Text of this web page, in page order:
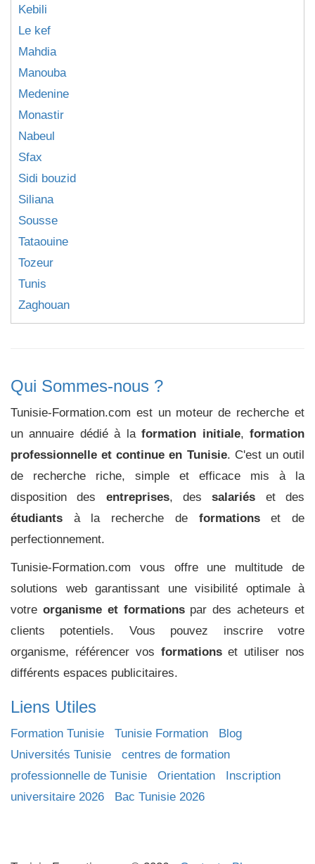
Kebili
Le kef
Mahdia
Manouba
Medenine
Monastir
Nabeul
Sfax
Sidi bouzid
Siliana
Sousse
Tataouine
Tozeur
Tunis
Zaghouan
Qui Sommes-nous ?
Tunisie-Formation.com est un moteur de recherche et
un annuaire dédié à laformation initiale,formation
professionnelle et continue en Tunisie. C'est un outil
de recherche riche, simple et efficace mis à la
disposition des entreprises, dessalariés et des
étudiants à la recherche de formationset de
perfectionnement.
Tunisie-Formation.com vous offre une multitude de
solutions web garantissant une visibilité optimale à
votre organisme et formationspar des acheteurs et
clients potentiels. Vous pouvez inscrire votre
organisme, référencer vos formationset utiliser nos
différents espaces publicitaires.
Liens Utiles
Formation Tunisie Tunisie Formation
Blog
Universités Tunisie
centres de formation
professionnelle de Tunisie
Orientation
Inscription
universitaire 2026
Bac Tunisie 2026